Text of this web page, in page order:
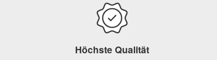
Höchste Qualität